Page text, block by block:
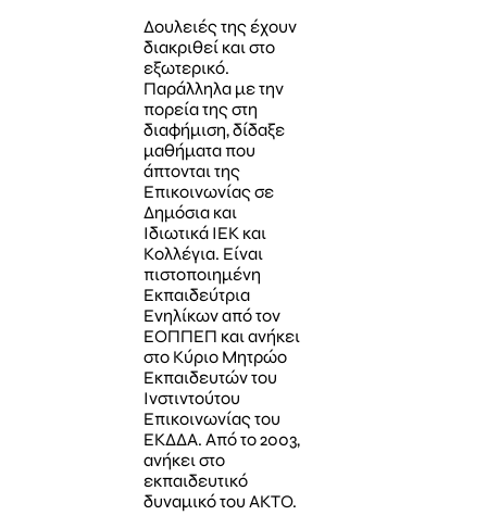
Δουλειές της έχουν
διακριθεί και στο
εξωτερικό.
Παράλληλα με την
πορεία της στη
διαφήμιση, δίδαξε
μαθήματα που
άπτονται της
Επικοινωνίας σε
Δημόσια και
Ιδιωτικά ΙΕΚ και
Κολλέγια. Είναι
πιστοποιημένη
Εκπαιδεύτρια
Ενηλίκων από τον
ΕΟΠΠΕΠ και ανήκει
στο Κύριο Μητρώο
Εκπαιδευτών του
Iνστιντούτου
Επικοινωνίας του
ΕΚΔΔΑ. Από το 2003,
ανήκει στο
εκπαιδευτικό
δυναμικό του ΑΚΤΟ.